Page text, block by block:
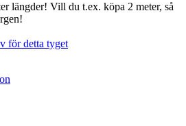
längder! Vill du t.ex. köpa 2 meter, så
för detta tyget